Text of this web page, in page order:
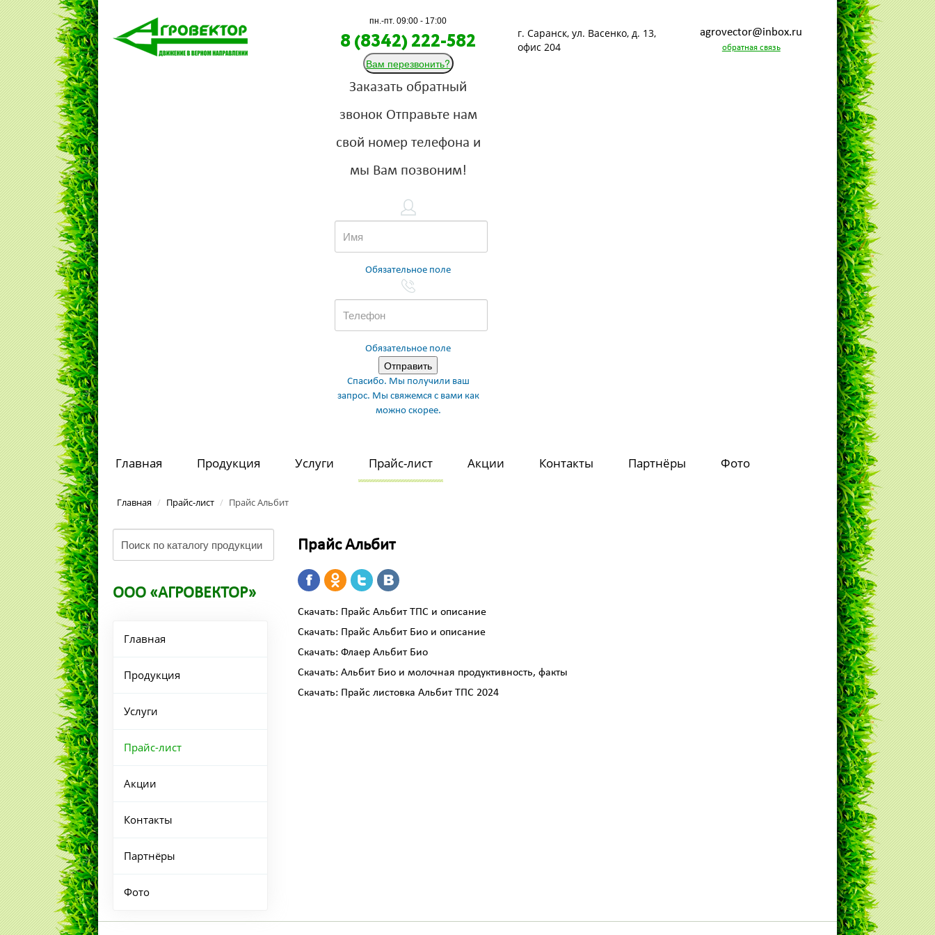
agrovector@inbox.ru
обратная связь
г. Саранск, ул. Васенко, д. 13,
офис 204
пн.-пт. 09:00 - 17:00
8 (8342) 222-582
Вам перезвонить?
Заказать обратный
звонок Отправьте нам
свой номер телефона и
мы Вам позвоним!
Обязательное поле
Обязательное поле
Спасибо. Мы получили ваш
запрос. Мы свяжемся с вами как
можно скорее.
Главная Продукция Услуги Прайс-лист Акции Контакты Партнёры Фото
Главная / Прайс-лист / Прайс Альбит
Прайс Альбит
Скачать: Прайс Альбит ТПС и описание
Скачать: Прайс Альбит Био и описание
Скачать: Флаер Альбит Био
Скачать: Альбит Био и молочная продуктивность, факты
Скачать: Прайс листовка Альбит ТПС 2024
ООО «АГРОВЕКТОР»
Главная
Продукция
Услуги
Прайс-лист
Акции
Контакты
Партнёры
Фото